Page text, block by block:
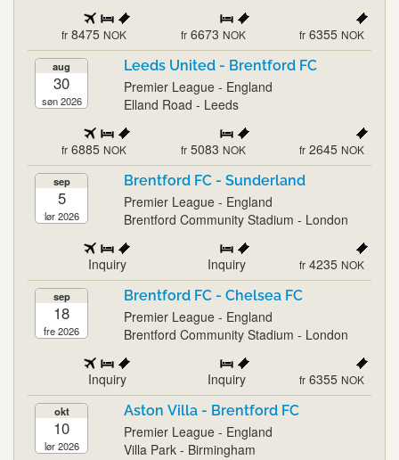
fr 8475 NOK fr 6673 NOK fr 6355 NOK
aug
30
søn 2026
Leeds United - Brentford FC
Premier League - England
Elland Road - Leeds
fr 6885 NOK fr 5083 NOK fr 2645 NOK
sep
5
lør 2026
Brentford FC - Sunderland
Premier League - England
Brentford Community Stadium - London
Inquiry Inquiry fr 4235 NOK
sep
18
fre 2026
Brentford FC - Chelsea FC
Premier League - England
Brentford Community Stadium - London
Inquiry Inquiry fr 6355 NOK
okt
10
lør 2026
Aston Villa - Brentford FC
Premier League - England
Villa Park - Birmingham